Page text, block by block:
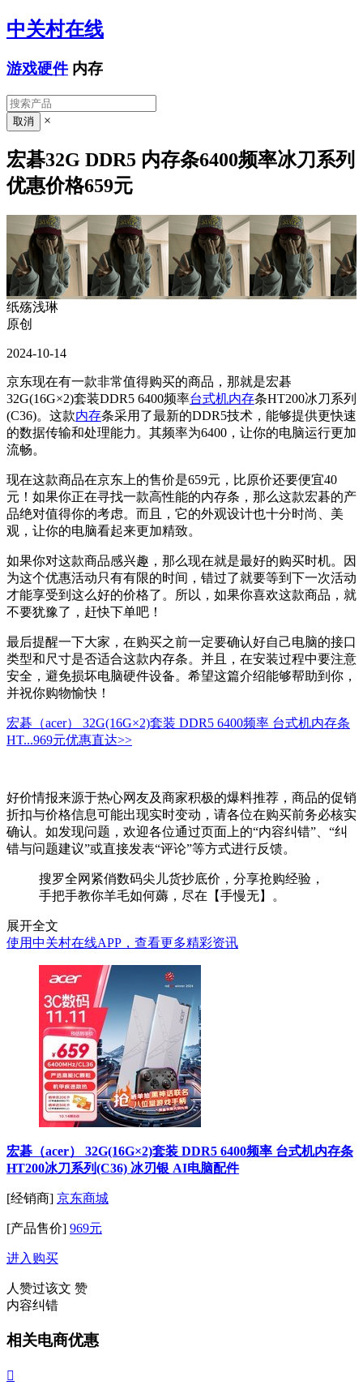
中关村在线
游戏硬件 内存
×
宏碁32G DDR5 内存条6400频率冰刀系列
优惠价格659元
纸殇浅琳
原创
2024-10-14
京东现在有一款非常值得购买的商品，那就是宏碁
32G(16G×2)套装DDR5 6400频率台式机内存条HT200冰刀系列
(C36)。这款内存条采用了最新的DDR5技术，能够提供更快速
的数据传输和处理能力。其频率为6400，让你的电脑运行更加
流畅。
现在这款商品在京东上的售价是659元，比原价还要便宜40
元！如果你正在寻找一款高性能的内存条，那么这款宏碁的产
品绝对值得你的考虑。而且，它的外观设计也十分时尚、美
观，让你的电脑看起来更加精致。
如果你对这款商品感兴趣，那么现在就是最好的购买时机。因
为这个优惠活动只有有限的时间，错过了就要等到下一次活动
才能享受到这么好的价格了。所以，如果你喜欢这款商品，就
不要犹豫了，赶快下单吧！
最后提醒一下大家，在购买之前一定要确认好自己电脑的接口
类型和尺寸是否适合这款内存条。并且，在安装过程中要注意
安全，避免损坏电脑硬件设备。希望这篇介绍能够帮助到你，
并祝你购物愉快！
宏碁（acer） 32G(16G×2)套装 DDR5 6400频率 台式机内存条
HT...969元优惠直达>>
好价情报来源于热心网友及商家积极的爆料推荐，商品的促销
折扣与价格信息可能出现实时变动，请各位在购买前务必核实
确认。如发现问题，欢迎各位通过页面上的“内容纠错”、“纠
错与问题建议”或直接发表“评论”等方式进行反馈。
搜罗全网紧俏数码尖儿货抄底价，分享抢购经验，
手把手教你羊毛如何薅，尽在【手慢无】。
展开全文
使用中关村在线APP，查看更多精彩资讯
宏碁（acer） 32G(16G×2)套装 DDR5 6400频率 台式机内存条
HT200冰刀系列(C36) 冰刃银 AI电脑配件
[经销商] 京东商城
[产品售价] 969元
进入购买
人赞过该文 赞
内容纠错
相关电商优惠
